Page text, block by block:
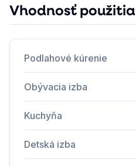
Vhodnosť použitia
Podlahové kúrenie
Obývacia izba
Kuchyňa
Detská izba